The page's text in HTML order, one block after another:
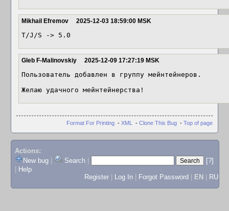
Mikhail Efremov 2025-12-03 18:59:00 MSK
T/J/S -> 5.0
Gleb F-Malinovskiy 2025-12-09 17:27:19 MSK
Пользователь добавлен в группу мейнтейнеров.
Желаю удачного мейнтейнерства!
Format For Printing - XML - Clone This Bug - Top of page
Actions:
New bug
Search
[?]
Help
Register
Log In Forgot Password EN RU